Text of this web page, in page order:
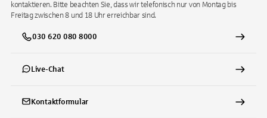
kontaktieren. Bitte beachten Sie, dass wir telefonisch nur von Montag bis
Freitag zwischen 8 und 18 Uhr erreichbar sind.
030 620 080 8000
Live-Chat
Kontaktformular